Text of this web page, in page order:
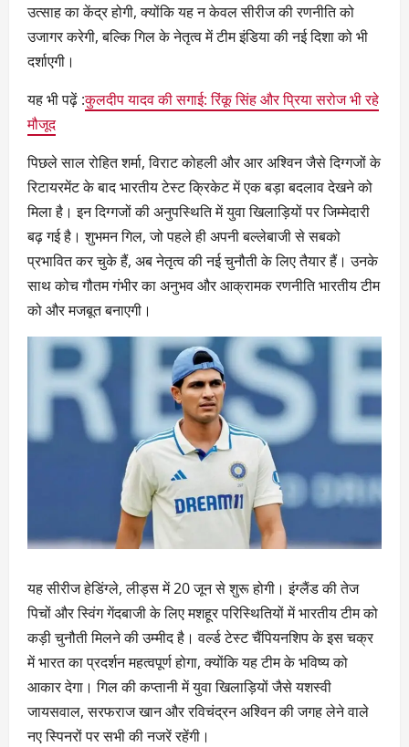
उत्साह का केंद्र होगी, क्योंकि यह न केवल सीरीज की रणनीति को
उजागर करेगी, बल्कि गिल के नेतृत्व में टीम इंडिया की नई दिशा को भी
दर्शाएगी।
यह भी पढ़ें :कुलदीप यादव की सगाई: रिंकू सिंह और प्रिया सरोज भी रहे
मौजूद
पिछले साल रोहित शर्मा, विराट कोहली और आर अश्विन जैसे दिग्गजों के
रिटायरमेंट के बाद भारतीय टेस्ट क्रिकेट में एक बड़ा बदलाव देखने को
मिला है। इन दिग्गजों की अनुपस्थिति में युवा खिलाड़ियों पर जिम्मेदारी
बढ़ गई है। शुभमन गिल, जो पहले ही अपनी बल्लेबाजी से सबको
प्रभावित कर चुके हैं, अब नेतृत्व की नई चुनौती के लिए तैयार हैं। उनके
साथ कोच गौतम गंभीर का अनुभव और आक्रामक रणनीति भारतीय टीम
को और मजबूत बनाएगी।
यह सीरीज हेडिंग्ले, लीड्स में 20 जून से शुरू होगी। इंग्लैंड की तेज
पिचों और स्विंग गेंदबाजी के लिए मशहूर परिस्थितियों में भारतीय टीम को
कड़ी चुनौती मिलने की उम्मीद है। वर्ल्ड टेस्ट चैंपियनशिप के इस चक्र
में भारत का प्रदर्शन महत्वपूर्ण होगा, क्योंकि यह टीम के भविष्य को
आकार देगा। गिल की कप्तानी में युवा खिलाड़ियों जैसे यशस्वी
जायसवाल, सरफराज खान और रविचंद्रन अश्विन की जगह लेने वाले
नए स्पिनरों पर सभी की नजरें रहेंगी।